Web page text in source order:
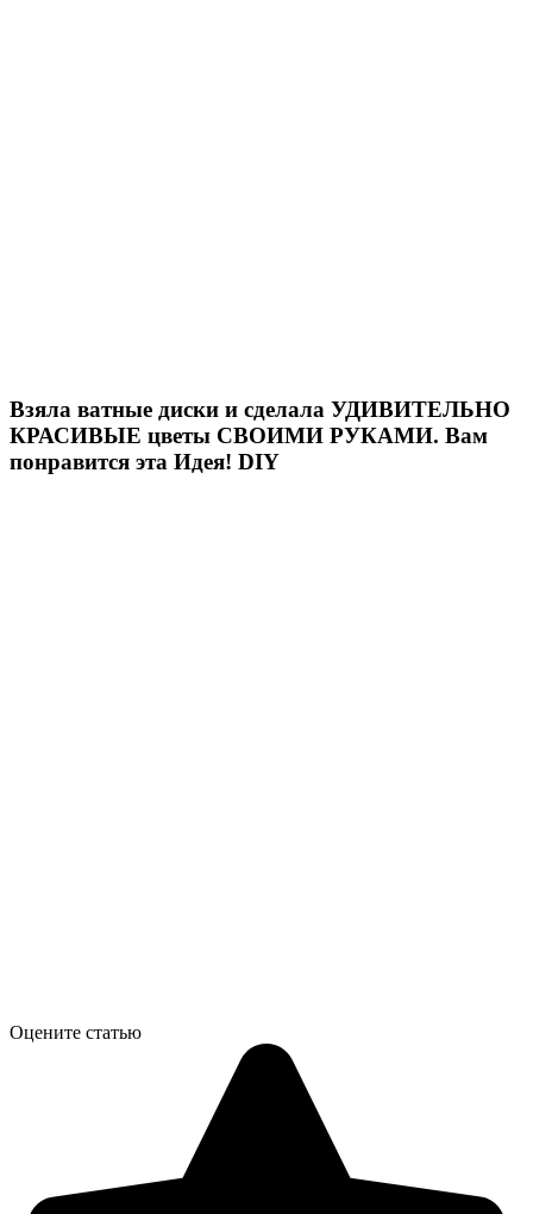
Взяла ватные диски и сделала УДИВИТЕЛЬНО
КРАСИВЫЕ цветы СВОИМИ РУКАМИ. Вам
понравится эта Идея! DIY
Оцените статью